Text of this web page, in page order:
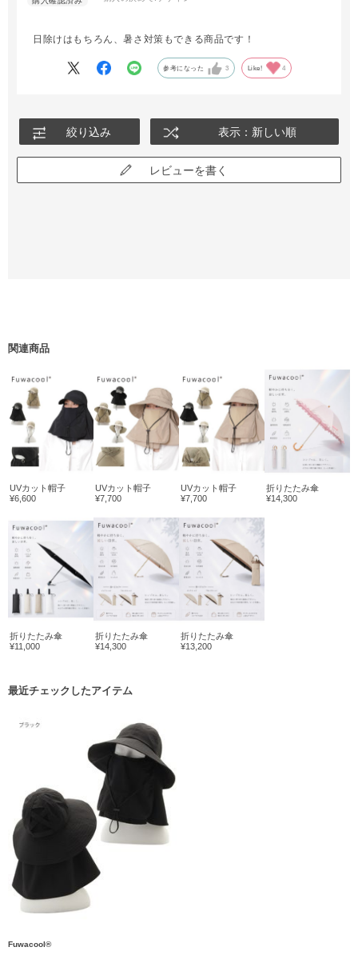
日除けはもちろん、暑さ対策もできる商品です！
参考になった 3 Like! 4
絞り込み 表示：新しい順
レビューを書く
関連商品
UVカット帽子
¥6,600
UVカット帽子
¥7,700
UVカット帽子
¥7,700
折りたたみ傘
¥14,300
折りたたみ傘
¥11,000
折りたたみ傘
¥14,300
折りたたみ傘
¥13,200
最近チェックしたアイテム
Fuwacool®